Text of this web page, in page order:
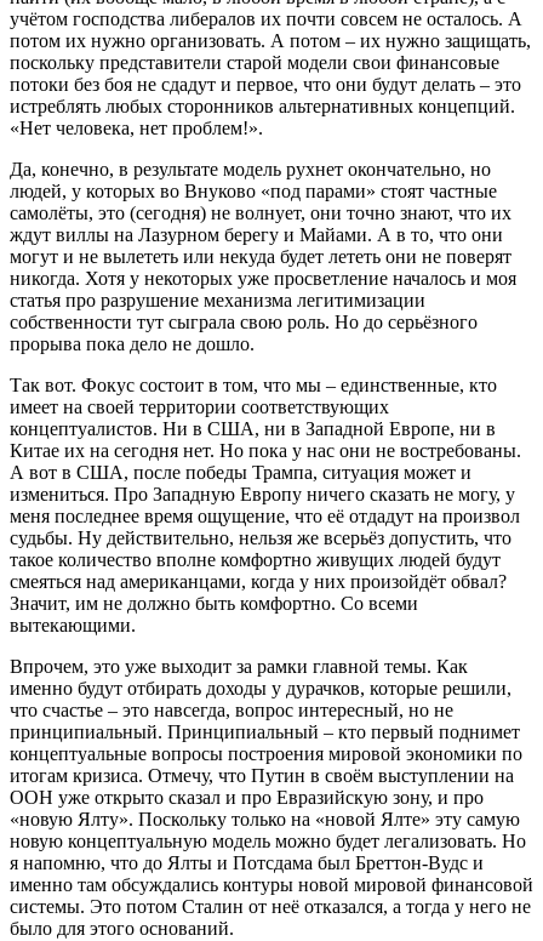
учётом господства либералов их почти совсем не осталось. А
потом их нужно организовать. А потом – их нужно защищать,
поскольку представители старой модели свои финансовые
потоки без боя не сдадут и первое, что они будут делать – это
истреблять любых сторонников альтернативных концепций.
«Нет человека, нет проблем!».
Да, конечно, в результате модель рухнет окончательно, но
людей, у которых во Внуково «под парами» стоят частные
самолёты, это (сегодня) не волнует, они точно знают, что их
ждут виллы на Лазурном берегу и Майами. А в то, что они
могут и не вылететь или некуда будет лететь они не поверят
никогда. Хотя у некоторых уже просветление началось и моя
статья про разрушение механизма легитимизации
собственности тут сыграла свою роль. Но до серьёзного
прорыва пока дело не дошло.
Так вот. Фокус состоит в том, что мы – единственные, кто
имеет на своей территории соответствующих
концептуалистов. Ни в США, ни в Западной Европе, ни в
Китае их на сегодня нет. Но пока у нас они не востребованы.
А вот в США, после победы Трампа, ситуация может и
измениться. Про Западную Европу ничего сказать не могу, у
меня последнее время ощущение, что её отдадут на произвол
судьбы. Ну действительно, нельзя же всерьёз допустить, что
такое количество вполне комфортно живущих людей будут
смеяться над американцами, когда у них произойдёт обвал?
Значит, им не должно быть комфортно. Со всеми
вытекающими.
Впрочем, это уже выходит за рамки главной темы. Как
именно будут отбирать доходы у дурачков, которые решили,
что счастье – это навсегда, вопрос интересный, но не
принципиальный. Принципиальный – кто первый поднимет
концептуальные вопросы построения мировой экономики по
итогам кризиса. Отмечу, что Путин в своём выступлении на
ООН уже открыто сказал и про Евразийскую зону, и про
«новую Ялту». Поскольку только на «новой Ялте» эту самую
новую концептуальную модель можно будет легализовать. Но
я напомню, что до Ялты и Потсдама был Бреттон-Вудс и
именно там обсуждались контуры новой мировой финансовой
системы. Это потом Сталин от неё отказался, а тогда у него не
было для этого оснований.